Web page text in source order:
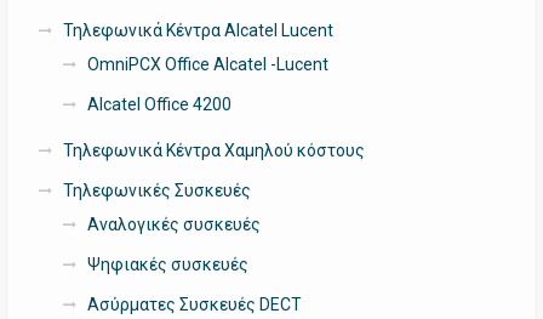
Τηλεφωνικά Κέντρα Alcatel Lucent
OmniPCX Office Alcatel -Lucent
Alcatel Office 4200
Τηλεφωνικά Κέντρα Χαμηλού κόστους
Τηλεφωνικές Συσκευές
Αναλογικές συσκευές
Ψηφιακές συσκευές
Ασύρματες Συσκευές DECT